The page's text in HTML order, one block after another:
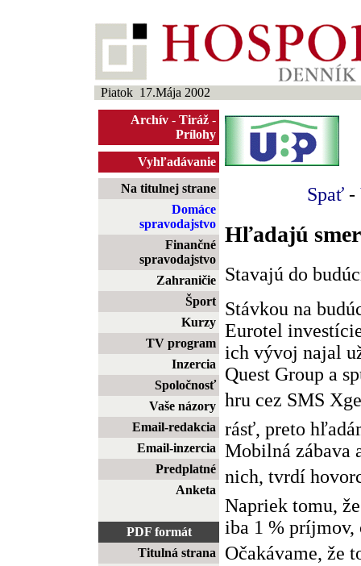
Piatok 17.Mája 2002
Archív - Tiráž -
Prílohy
Vyhľadávanie
Na titulnej strane
Domáce
spravodajstvo
Finančné
spravodajstvo
Zahraničie
Šport
Kurzy
TV program
Inzercia
Spoločnosť
Vaše názory
Email-redakcia
Email-inzercia
Predplatné
Anketa
PDF formát
Titulná strana
Spať -
Hľadajú
Stavajú do
Stávkou na
Eurotel
ich vývoj najal
Quest Group a
hru cez SMS
rásť, preto
Mobilná zábava
nich, tvrdí
Napriek tomu,
iba 1 %
Očakávame, že